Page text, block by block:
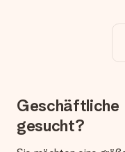
noch eines unserer
Geschenk die perfekte
Personalisierung. So ist
Hat mein Foto die
Wir möchten
Geschäftliche
gesucht?